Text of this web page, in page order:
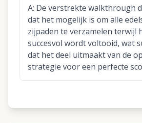
A: De verstrekte walkthrough
dat het mogelijk is om alle
zijpaden te verzamelen terwijl
succesvol wordt voltooid, wat
dat het deel uitmaakt van de
strategie voor een perfecte